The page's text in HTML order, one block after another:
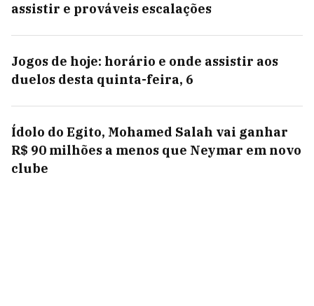
assistir e prováveis escalações
Jogos de hoje: horário e onde assistir aos
duelos desta quinta-feira, 6
Ídolo do Egito, Mohamed Salah vai ganhar
R$ 90 milhões a menos que Neymar em novo
clube